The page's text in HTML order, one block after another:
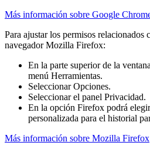
Más información sobre Google
Para ajustar los permisos relacionados
navegador Mozilla Firefox:
En la parte superior de la
menú Herramientas.
Seleccionar Opciones.
Seleccionar el panel Privacidad.
En la opción Firefox podrá
personalizada para el historial
Más información sobre Mozilla Firefox